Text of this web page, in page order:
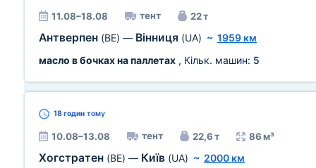
11.08–18.08 тент 22 т
Антверпен (BE) — Вінниця (UA) ~ 1959 км
масло в бочках на паллетах , Кільк. машин: 5
18 годин тому
10.08–13.08 тент 22,6 т 86 м³
Хогстратен (BE) — Київ (UA) ~ 2000 км